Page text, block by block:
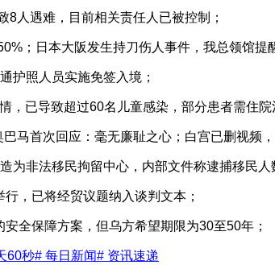
人遇难，目前相关责任人已被控制；
；日本大阪发生持刀伤人事件，我总领馆提
护照人员实施免签入境；
，已导致‌超过60名儿童感染，部分患者需住院
马首次回应：毫无廉耻之心；白宫已删视频
为非法移民拘留中心，内部文件称逮捕移民人
，已将经贸议题纳入谈判文本；
全保障方案，但乌方希望期限为30至50年；
60秒# 每日新闻# 资讯速递